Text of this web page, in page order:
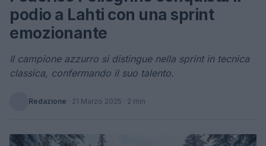
podio a Lahti con una sprint
emozionante
Il campione azzurro si distingue nella sprint in tecnica
classica, confermando il suo talento.
Redazione · 21 Marzo 2025 · 2 min